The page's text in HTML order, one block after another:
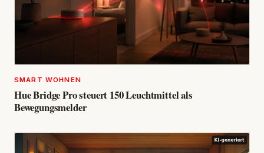
SMART WOHNEN
Hue Bridge Pro steuert 150 Leuchtmittel als
Bewegungsmelder